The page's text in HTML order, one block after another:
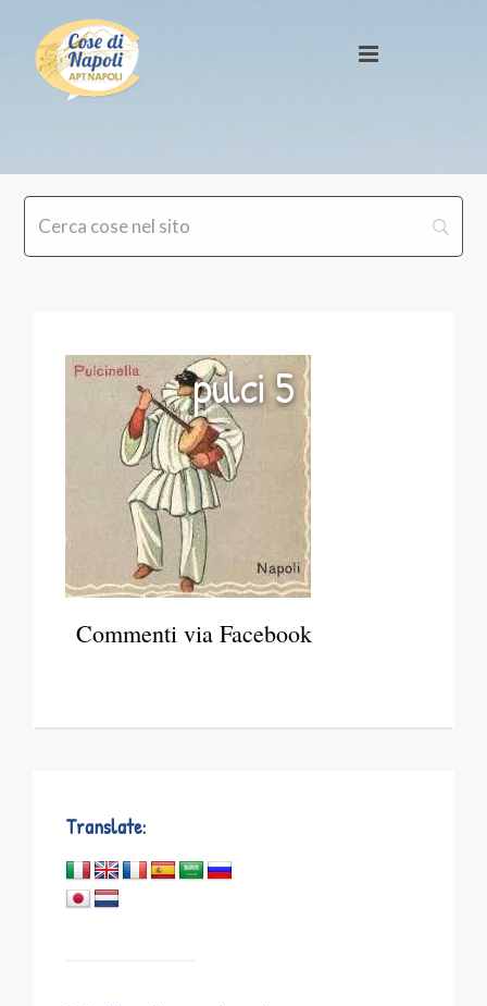
pulci 5
Commenti via Facebook
Translate: